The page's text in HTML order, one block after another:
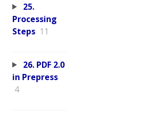
25.
Processing
Steps 11
26. PDF 2.0
in Prepress
4